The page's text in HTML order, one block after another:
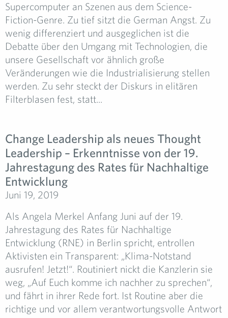
Supercomputer an Szenen aus dem Science-
Fiction-Genre. Zu tief sitzt die German Angst. Zu
wenig differenziert und ausgeglichen ist die
Debatte über den Umgang mit Technologien, die
unsere Gesellschaft vor ähnlich große
Veränderungen wie die Industrialisierung stellen
werden. Zu sehr steckt der Diskurs in elitären
Filterblasen fest, statt...
Change Leadership als neues Thought
Leadership – Erkenntnisse von der 19.
Jahrestagung des Rates für Nachhaltige
Entwicklung
Juni 19, 2019
Als Angela Merkel Anfang Juni auf der 19.
Jahrestagung des Rates für Nachhaltige
Entwicklung (RNE) in Berlin spricht, entrollen
Aktivisten ein Transparent: „Klima-Notstand
ausrufen! Jetzt!“. Routiniert nickt die Kanzlerin sie
weg, „Auf Euch komme ich nachher zu sprechen“,
und fährt in ihrer Rede fort. Ist Routine aber die
richtige und vor allem verantwortungsvolle Antwort